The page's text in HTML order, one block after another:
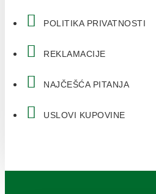
POLITIKA PRIVATNOSTI
REKLAMACIJE
NAJČEŠĆA PITANJA
USLOVI KUPOVINE